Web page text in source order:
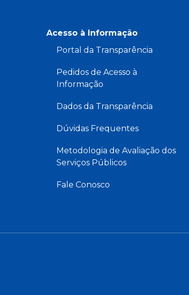
Acesso à Informação
Portal da Transparência
Pedidos de Acesso à
Informação
Dados da Transparência
Dúvidas Frequentes
Metodologia de Avaliação dos
Serviços Públicos
Fale Conosco